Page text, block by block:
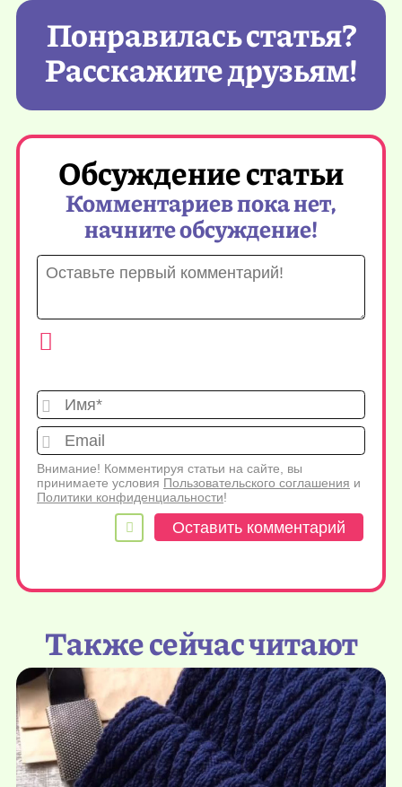
Понравилась статья?
Расскажите друзьям!
Обсуждение статьи
Комментариев пока нет,
начните обсуждение!
Имя*
Внимание! Комментируя статьи на сайте, вы
принимаете условия Пользовательского соглашения и
Политики конфиденциальности!
Также сейчас читают